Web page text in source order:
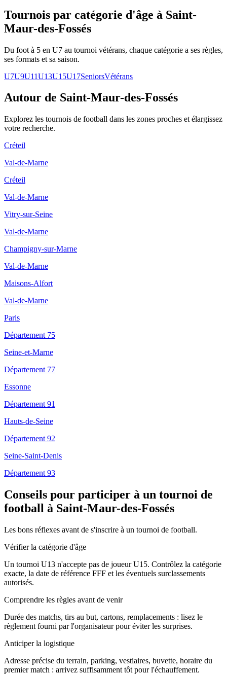
Tournois par catégorie d'âge à Saint-
Maur-des-Fossés
Du foot à 5 en U7 au tournoi vétérans, chaque catégorie a ses règles,
ses formats et sa saison.
U7U9U11U13U15U17SeniorsVétérans
Autour de Saint-Maur-des-Fossés
Explorez les tournois de football dans les zones proches et élargissez
votre recherche.
Créteil
Val-de-Marne
Créteil
Val-de-Marne
Vitry-sur-Seine
Val-de-Marne
Champigny-sur-Marne
Val-de-Marne
Maisons-Alfort
Val-de-Marne
Paris
Département 75
Seine-et-Marne
Département 77
Essonne
Département 91
Hauts-de-Seine
Département 92
Seine-Saint-Denis
Département 93
Conseils pour participer à un tournoi de
football à Saint-Maur-des-Fossés
Les bons réflexes avant de s'inscrire à un tournoi de football.
Vérifier la catégorie d'âge
Un tournoi U13 n'accepte pas de joueur U15. Contrôlez la catégorie
exacte, la date de référence FFF et les éventuels surclassements
autorisés.
Comprendre les règles avant de venir
Durée des matchs, tirs au but, cartons, remplacements : lisez le
règlement fourni par l'organisateur pour éviter les surprises.
Anticiper la logistique
Adresse précise du terrain, parking, vestiaires, buvette, horaire du
premier match : arrivez suffisamment tôt pour l'échauffement.